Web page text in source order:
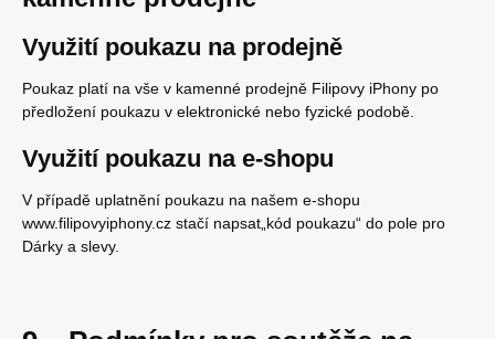
Využití poukazu na prodejně
Poukaz platí na vše v kamenné prodejně Filipovy iPhony po
předložení poukazu v elektronické nebo fyzické podobě.
Využití poukazu na e-shopu
V případě uplatnění poukazu na našem e-shopu
www.filipovyiphony.cz stačí napsat„kód poukazu“ do pole pro
Dárky a slevy.